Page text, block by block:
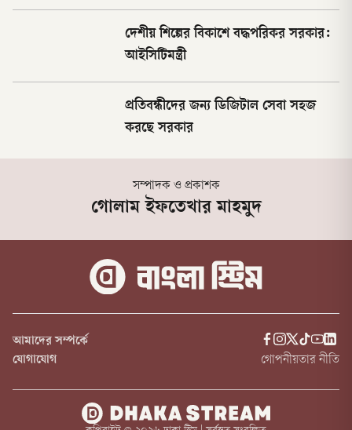
দেশীয় শিল্পের বিকাশে বদ্ধপরিকর সরকার:
আইসিটিমন্ত্রী
প্রতিবন্ধীদের জন্য ডিজিটাল সেবা সহজ
করছে সরকার
সম্পাদক ও প্রকাশক
গোলাম ইফতেখার মাহমুদ
গোপনীয়তার নীতি
আমাদের সম্পর্কে
যোগাযোগ